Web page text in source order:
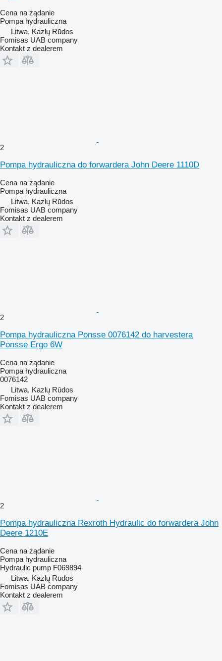
Cena na żądanie
Pompa hydrauliczna
Litwa, Kazlų Rūdos
Fomisas UAB company
Kontakt z dealerem
2
Pompa hydrauliczna do forwardera John Deere 1110D
Cena na żądanie
Pompa hydrauliczna
Litwa, Kazlų Rūdos
Fomisas UAB company
Kontakt z dealerem
2
Pompa hydrauliczna Ponsse 0076142 do harvestera
Ponsse Ergo 6W
Cena na żądanie
Pompa hydrauliczna
0076142
Litwa, Kazlų Rūdos
Fomisas UAB company
Kontakt z dealerem
2
Pompa hydrauliczna Rexroth Hydraulic do forwardera John
Deere 1210E
Cena na żądanie
Pompa hydrauliczna
Hydraulic pump F069894
Litwa, Kazlų Rūdos
Fomisas UAB company
Kontakt z dealerem